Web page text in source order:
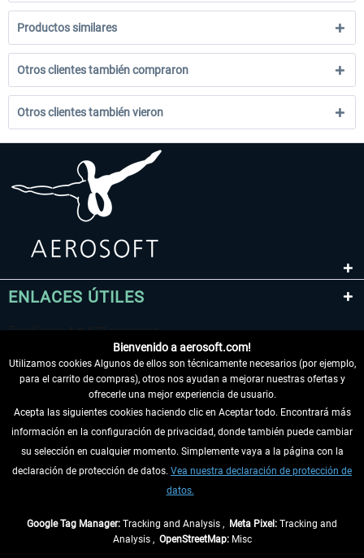
Productos similares
Otros clientes también compraron
Otros clientes también vieron
ENLACES ÚTILES
DESISTIR DEL CONTRATO
INFORMACIÓN
Bienvenido a aerosoft.com!
Utilizamos cookies Algunos de ellos son técnicamente necesarios (por ejemplo,
para el carrito de compras), otros nos ayudan a mejorar nuestras ofertas y
ofrecerle una mejor experiencia de usuario.
Acepta las siguientes cookies haciendo clic en Aceptar todo. Encontrará más
información en la configuración de privacidad, donde también puede cambiar
su selección en cualquier momento. Simplemente vaya a la página con la
declaración de protección de datos. Vea nuestra declaración de protección de
datos.
Google Tag Manager: Tracking and Analysis , Meta Pixel: Tracking and
Analysis , OpenStreetMap:Misc